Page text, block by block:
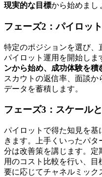
現実的な目標から始めまし
フェーズ2：パイロッ
特定のポジションを選び
パイロット運用を開始しま
ンから始め、成功体験を積
スカウトの返信率、面談
データを蓄積します。
フェーズ3：スケール
パイロットで得た知見を基
きます。上手くいったパ
分は改善策を講じます。
用のコスト比較を行い、
要に応じてチャネルミッ